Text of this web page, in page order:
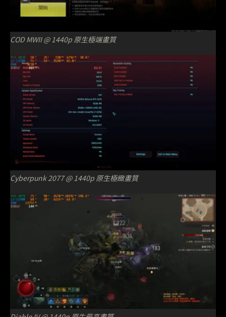
COD MWII @ 1440p 原生極端畫質
Cyberpunk 2077 @ 1440p 原生極緻畫質